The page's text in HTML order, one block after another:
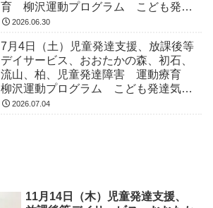
育 柳沢運動プログラム こども発達
気になる 発達障害 放デイ 自閉
2026.06.30
7月4日（土）児童発達支援、放課後等
デイサービス、おおたかの森、初石、
流山、柏、児童発達障害 運動療育
柳沢運動プログラム こども発達気に
なる 発達障害 放デイ 自閉症
2026.07.04
11月14日（木）児童発達支援、